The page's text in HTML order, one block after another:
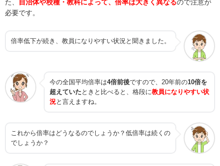
た、
自治体や校種・教科によって、倍率は大きく異なるので注意が
必要です。
倍率低下が続き、教員になりやすい状況と聞きました。
今の全国平均倍率は4倍前後ですので、20年前の10倍を
超えていた ときと比べると、格段に教員になりやすい状
況と言えますね。
これから倍率はどうなるのでしょうか？低倍率は続くの
でしょうか？